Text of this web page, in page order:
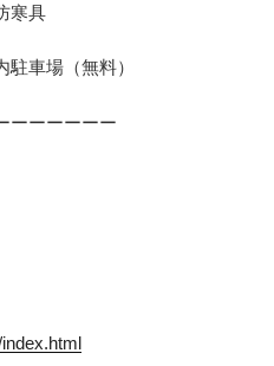
寒具
車場（無料）
ーーーーーー